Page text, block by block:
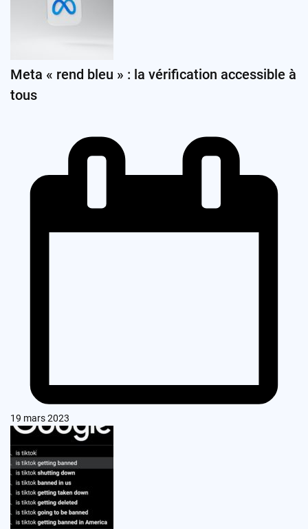
Meta « rend bleu » : la vérification accessible à
tous
19 mars 2023